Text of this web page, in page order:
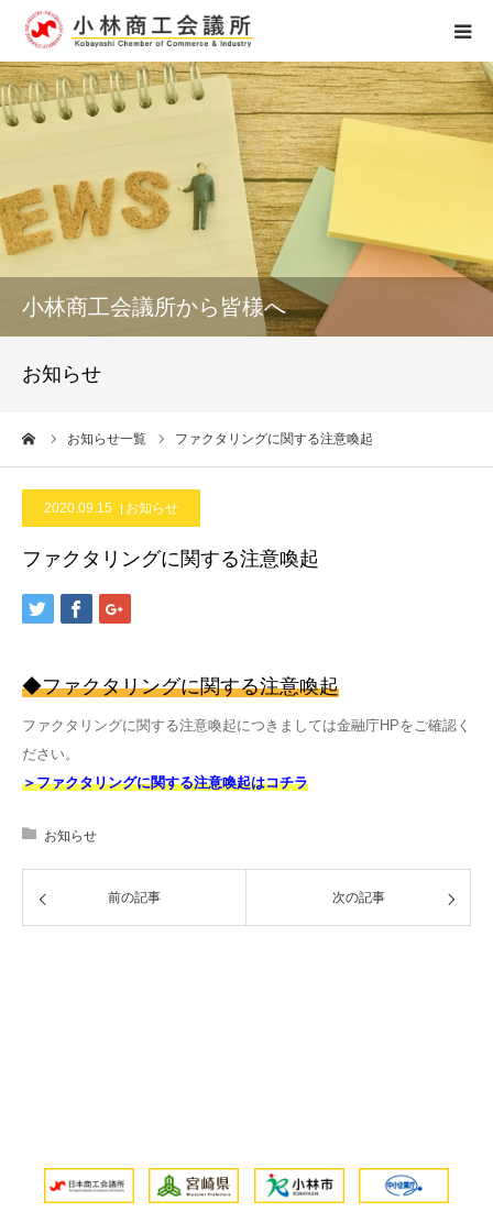
小林商工会議所から皆様へ
お知らせ
お知らせ一覧 ファクタリングに関する注意喚起
2020.09.15 お知らせ
ファクタリングに関する注意喚起
◆ファクタリングに関する注意喚起
ファクタリングに関する注意喚起につきましては金融庁HPをご確認く
ださい。
＞ファクタリングに関する注意喚起はコチラ
お知らせ
前の記事 次の記事
ホーム
アクセス
個人情報保護
0984-23-4121